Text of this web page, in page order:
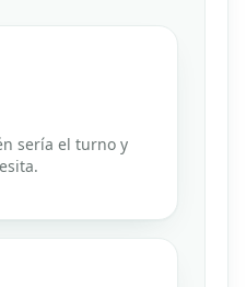
sería el turno y